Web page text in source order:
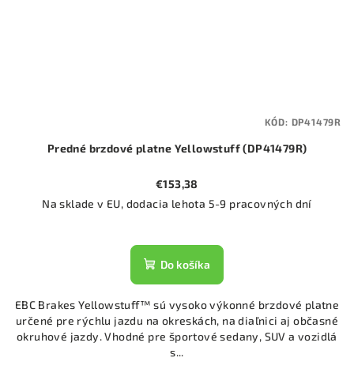
Predné brzdové platne Yellowstuff (DP41479R)
€153,38
Na sklade v EU, dodacia lehota 5-9 pracovných dní
Do košíka
EBC Brakes Yellowstuff™ sú vysoko výkonné brzdové platne
určené pre rýchlu jazdu na okreskách, na diaľnici aj občasné
okruhové jazdy. Vhodné pre športové sedany, SUV a vozidlá
s...
KÓD: DP41479R